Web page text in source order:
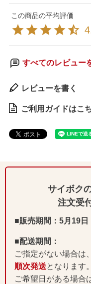
すべてのレビュー
レビューを書く
ご利用ガイドはこ
サイボク
注文受
■販売期間：5月19日
■配送期間：
ご指定がない場合は、
順次発送となります。
ご希望日がある場合